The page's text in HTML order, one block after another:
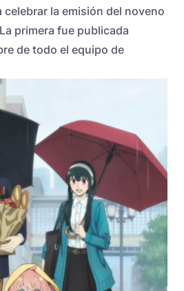
la emisión del noveno
primera fue publicada
de todo el equipo de